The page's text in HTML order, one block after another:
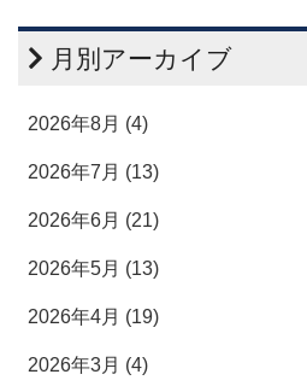
月別アーカイブ
2026年8月 (4)
2026年7月 (13)
2026年6月 (21)
2026年5月 (13)
2026年4月 (19)
2026年3月 (4)